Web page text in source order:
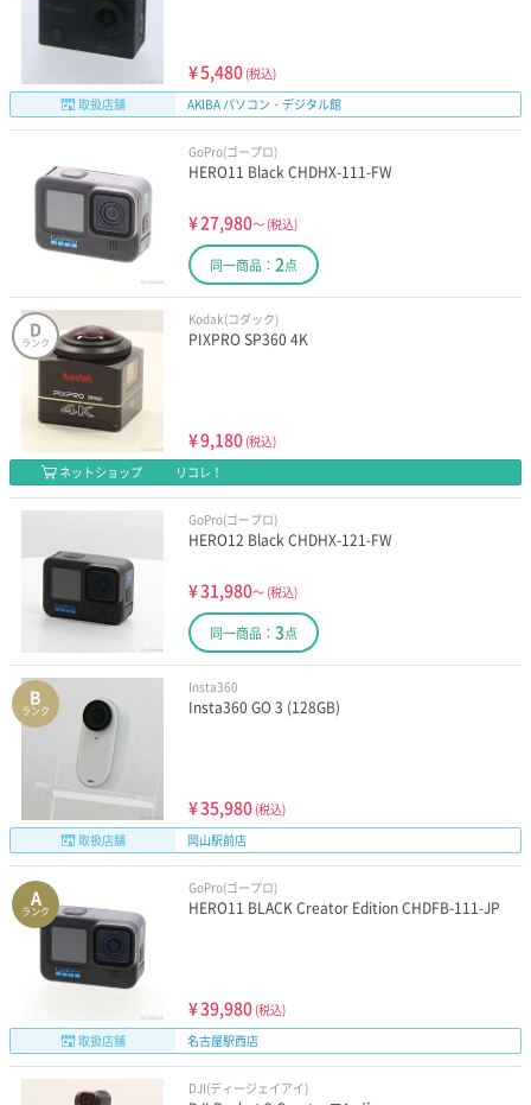
¥5,480 (税込)
取扱店舗
AKIBA パソコン・デジタル館
GoPro(ゴープロ)
HERO11 Black CHDHX-111-FW
¥27,980～ (税込)
同一商品： 2点
D
ランク
Kodak(コダック)
PIXPRO SP360 4K
¥9,180 (税込)
ネットショップ
リコレ！
GoPro(ゴープロ)
HERO12 Black CHDHX-121-FW
¥31,980～ (税込)
同一商品： 3点
B
ランク
Insta360
Insta360 GO 3 (128GB)
¥35,980 (税込)
取扱店舗
岡山駅前店
A
ランク
GoPro(ゴープロ)
HERO11 BLACK Creator Edition CHDFB-111-JP
¥39,980 (税込)
取扱店舗
名古屋駅西店
DJI(ディージェイアイ)